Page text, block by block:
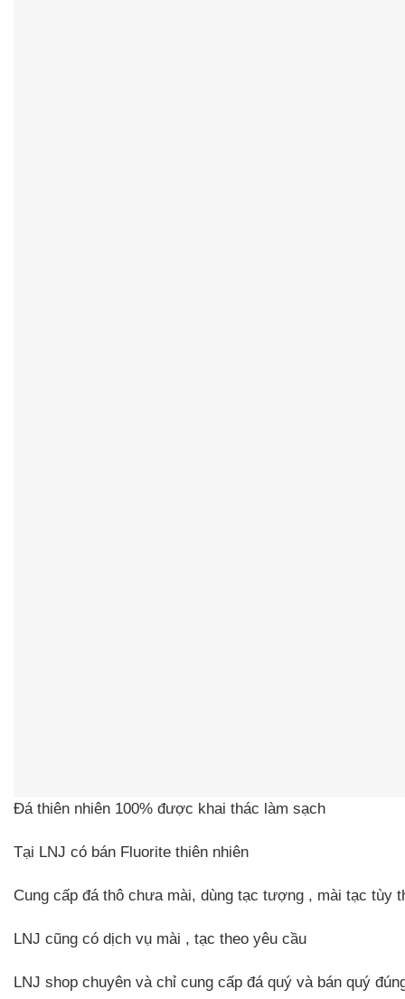
Đá thiên nhiên 100% được khai thác làm sạch
Tại LNJ có bán Fluorite thiên nhiên
Cung cấp đá thô chưa mài, dùng tạc tượng , mài tạc tùy
LNJ cũng có dịch vụ mài , tạc theo yêu cầu
LNJ shop chuyên và chỉ cung cấp đá quý và bán quý